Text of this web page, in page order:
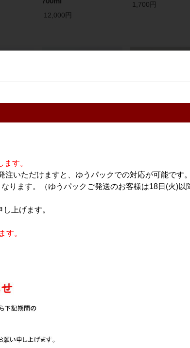
12,000円
1,700円
酒
1,500円
) 1.8L
3,000円
す。
いただけますと、ゆうパックでの対応が可能です。
ります。（ゆうパックご発送のお客様は18日(火)以
上げます。
す。